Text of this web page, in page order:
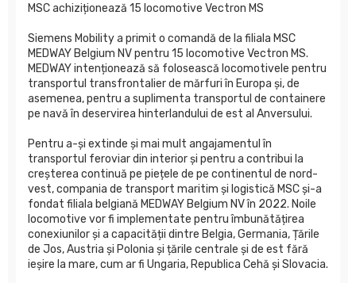
MSC achiziționează 15 locomotive Vectron MS
Siemens Mobility a primit o comandă de la filiala MSC
MEDWAY Belgium NV pentru 15 locomotive Vectron MS.
MEDWAY intenționează să folosească locomotivele pentru
transportul transfrontalier de mărfuri în Europa și, de
asemenea, pentru a suplimenta transportul de containere
pe navă în deservirea hinterlandului de est al Anversului.
Pentru a-și extinde și mai mult angajamentul în
transportul feroviar din interior și pentru a contribui la
creșterea continuă pe piețele de pe continentul de nord-
vest, compania de transport maritim și logistică MSC și-a
fondat filiala belgiană MEDWAY Belgium NV în 2022. Noile
locomotive vor fi implementate pentru îmbunătățirea
conexiunilor și a capacității dintre Belgia, Germania, Țările
de Jos, Austria și Polonia și țările centrale și de est fără
ieșire la mare, cum ar fi Ungaria, Republica Cehă și Slovacia.